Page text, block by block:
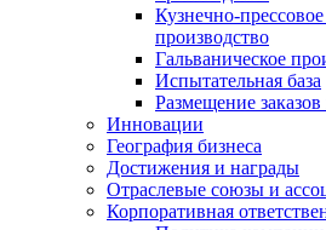
Кузнечно-
производство
Гальваническое
Испытательная база
Размещение
Инновации
География бизнеса
Достижения и награды
Отраслевые союзы и
Корпоративная